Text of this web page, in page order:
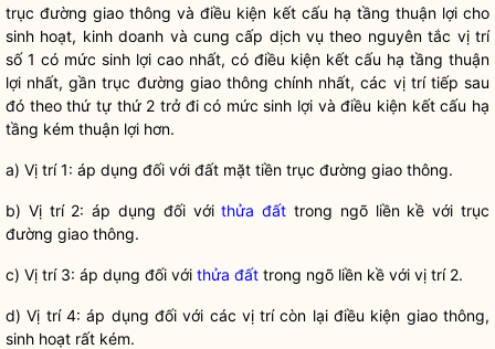
trục đường giao thông và điều kiện kết cấu hạ tầng thuận lợi cho
sinh hoạt, kinh doanh và cung cấp dịch vụ theo nguyên tắc vị trí
số 1 có mức sinh lợi cao nhất, có điều kiện kết cấu hạ tầng thuận
lợi nhất, gần trục đường giao thông chính nhất, các vị trí tiếp sau
đó theo thứ tự thứ 2 trở đi có mức sinh lợi và điều kiện kết cấu hạ
tầng kém thuận lợi hơn.
a) Vị trí 1: áp dụng đối với đất mặt tiền trục đường giao thông.
b) Vị trí 2: áp dụng đối vớithửa đất trong ngõ liền kề với trục
đường giao thông.
c) Vị trí 3: áp dụng đối với thửa đất trong ngõ liền kề với vị trí 2.
d) Vị trí 4: áp dụng đối với các vị trí còn lại điều kiện giao thông,
sinh hoạt rất kém.